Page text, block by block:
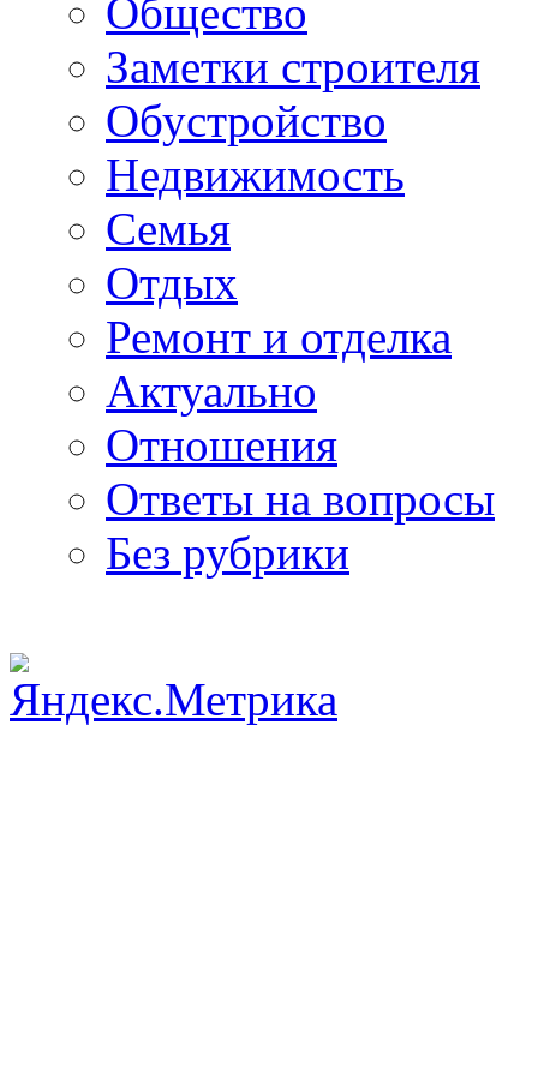
Общество
Заметки строителя
Обустройство
Недвижимость
Семья
Отдых
Ремонт и отделка
Актуально
Отношения
Ответы на вопросы
Без рубрики